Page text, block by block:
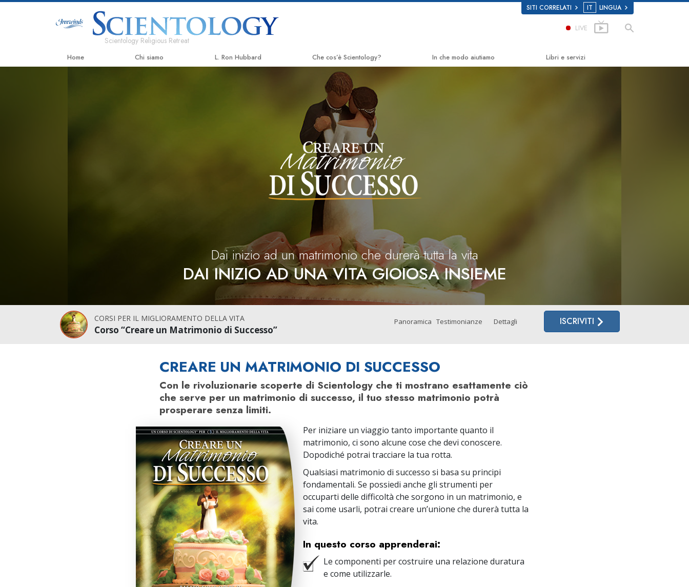
SITI CORRELATI IT LINGUA
Scientology Religious Retreat
LIVE
Home Chi siamo L. Ron Hubbard Che cos’è Scientology?
Credenze e pratiche
Credo e codici di Scientology
Che cosa dicono gli Scientologist
riguardo a Scientology
Incontra uno Scientologist
All’interno di una Chiesa
I Principi Fondamentali di Scientology
Un’Introduzione a Dianetics
Amore e Odio:
Che Cos’è la Grandezza?
In che modo aiutiamo
Ministri Volontari di Scientology
Libri e servizi
Dai inizio ad un matrimonio che durerà tutta la vita
DAI INIZIO AD UNA VITA GIOIOSA INSIEME
CORSI PER IL MIGLIORAMENTO DELLA VITA
Corso “Creare un Matrimonio di Successo”
Panoramica Testimonianze Dettagli ISCRIVITI
CREARE UN MATRIMONIO DI SUCCESSO
Con le rivoluzionarie scoperte di Scientology che ti mostrano esattamente ciò
che serve per un matrimonio di successo, il tuo stesso matrimonio potrà
prosperare senza limiti.
Per iniziare un viaggio tanto importante quanto il
matrimonio, ci sono alcune cose che devi conoscere.
Dopodiché potrai tracciare la tua rotta.
Qualsiasi matrimonio di successo si basa su principi
fondamentali. Se possiedi anche gli strumenti per
occuparti delle difficoltà che sorgono in un matrimonio, e
sai come usarli, potrai creare un’unione che durerà tutta la
vita.
In questo corso apprenderai:
Le componenti per costruire una relazione duratura
e come utilizzarle.